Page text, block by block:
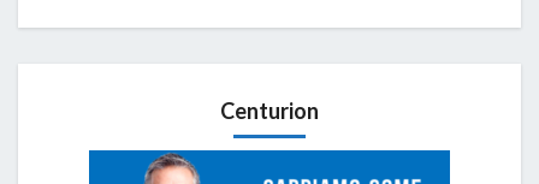
Centurion